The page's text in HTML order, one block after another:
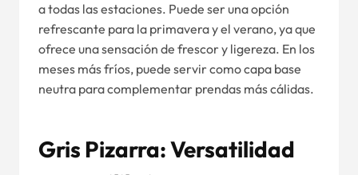
a todas las estaciones. Puede ser una opción
refrescante para la primavera y el verano, ya que
ofrece una sensación de frescor y ligereza. En los
meses más fríos, puede servir como capa base
neutra para complementar prendas más cálidas.
Gris Pizarra: Versatilidad